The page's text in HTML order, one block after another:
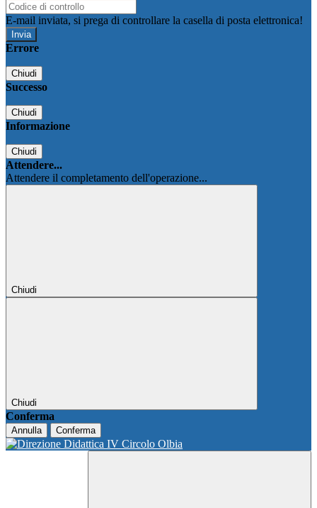
E-mail inviata, si prega di controllare la casella di posta elettronica!
Errore
Chiudi
Successo
Chiudi
Informazione
Chiudi
Attendere...
Attendere il completamento dell'operazione...
Chiudi
Chiudi
Conferma
Annulla Conferma